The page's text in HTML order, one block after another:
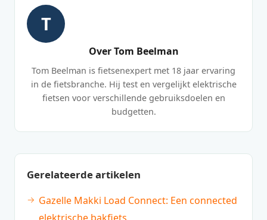
T
Over Tom Beelman
Tom Beelman is fietsenexpert met 18 jaar ervaring
in de fietsbranche. Hij test en vergelijkt elektrische
fietsen voor verschillende gebruiksdoelen en
budgetten.
Gerelateerde artikelen
Gazelle Makki Load Connect: Een connected